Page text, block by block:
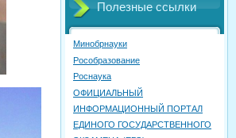
Полезные ссылки
Минобрнауки
Рособразование
Роснаука
ОФИЦИАЛЬНЫЙ
ИНФОРМАЦИОННЫЙ ПОРТАЛ
ЕДИНОГО ГОСУДАРСТВЕННОГО